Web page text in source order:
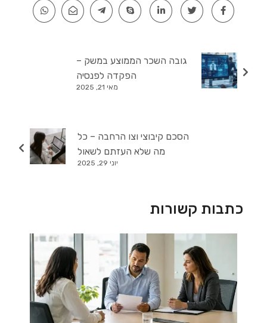
גובה השכר הממוצע במשק –
הפקדה לפנסיה
מאי 21, 2025
הסכם קיבוצי וצו הרחבה – כל
מה שלא העזתם לשאול
יוני 29, 2025
כתבות קשורות